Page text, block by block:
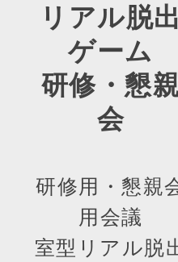
リアル脱
ゲーム
研修・懇
会
研修用・懇親
用会議
室型リアル脱